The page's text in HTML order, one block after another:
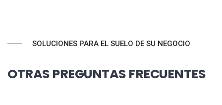
SOLUCIONES PARA EL SUELO DE SU NEGOCIO
OTRAS PREGUNTAS FRECUENTES